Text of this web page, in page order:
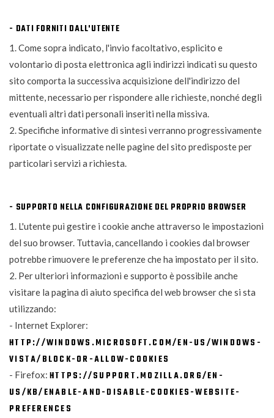
- DATI FORNITI DALL'UTENTE
1. Come sopra indicato, l'invio facoltativo, esplicito e
volontario di posta elettronica agli indirizzi indicati su questo
sito comporta la successiva acquisizione dell'indirizzo del
mittente, necessario per rispondere alle richieste, nonché degli
eventuali altri dati personali inseriti nella missiva.
2. Specifiche informative di sintesi verranno progressivamente
riportate o visualizzate nelle pagine del sito predisposte per
particolari servizi a richiesta.
- SUPPORTO NELLA CONFIGURAZIONE DEL PROPRIO BROWSER
1. L'utente puì gestire i cookie anche attraverso le impostazioni
del suo browser. Tuttavia, cancellando i cookies dal browser
potrebbe rimuovere le preferenze che ha impostato per il sito.
2. Per ulteriori informazioni e supporto è possibile anche
visitare la pagina di aiuto specifica del web browser che si sta
utilizzando:
- Internet Explorer:
HTTP://WINDOWS.MICROSOFT.COM/EN-US/WINDOWS-
VISTA/BLOCK-OR-ALLOW-COOKIES
- Firefox: HTTPS://SUPPORT.MOZILLA.ORG/EN-
US/KB/ENABLE-AND-DISABLE-COOKIES-WEBSITE-
PREFERENCES